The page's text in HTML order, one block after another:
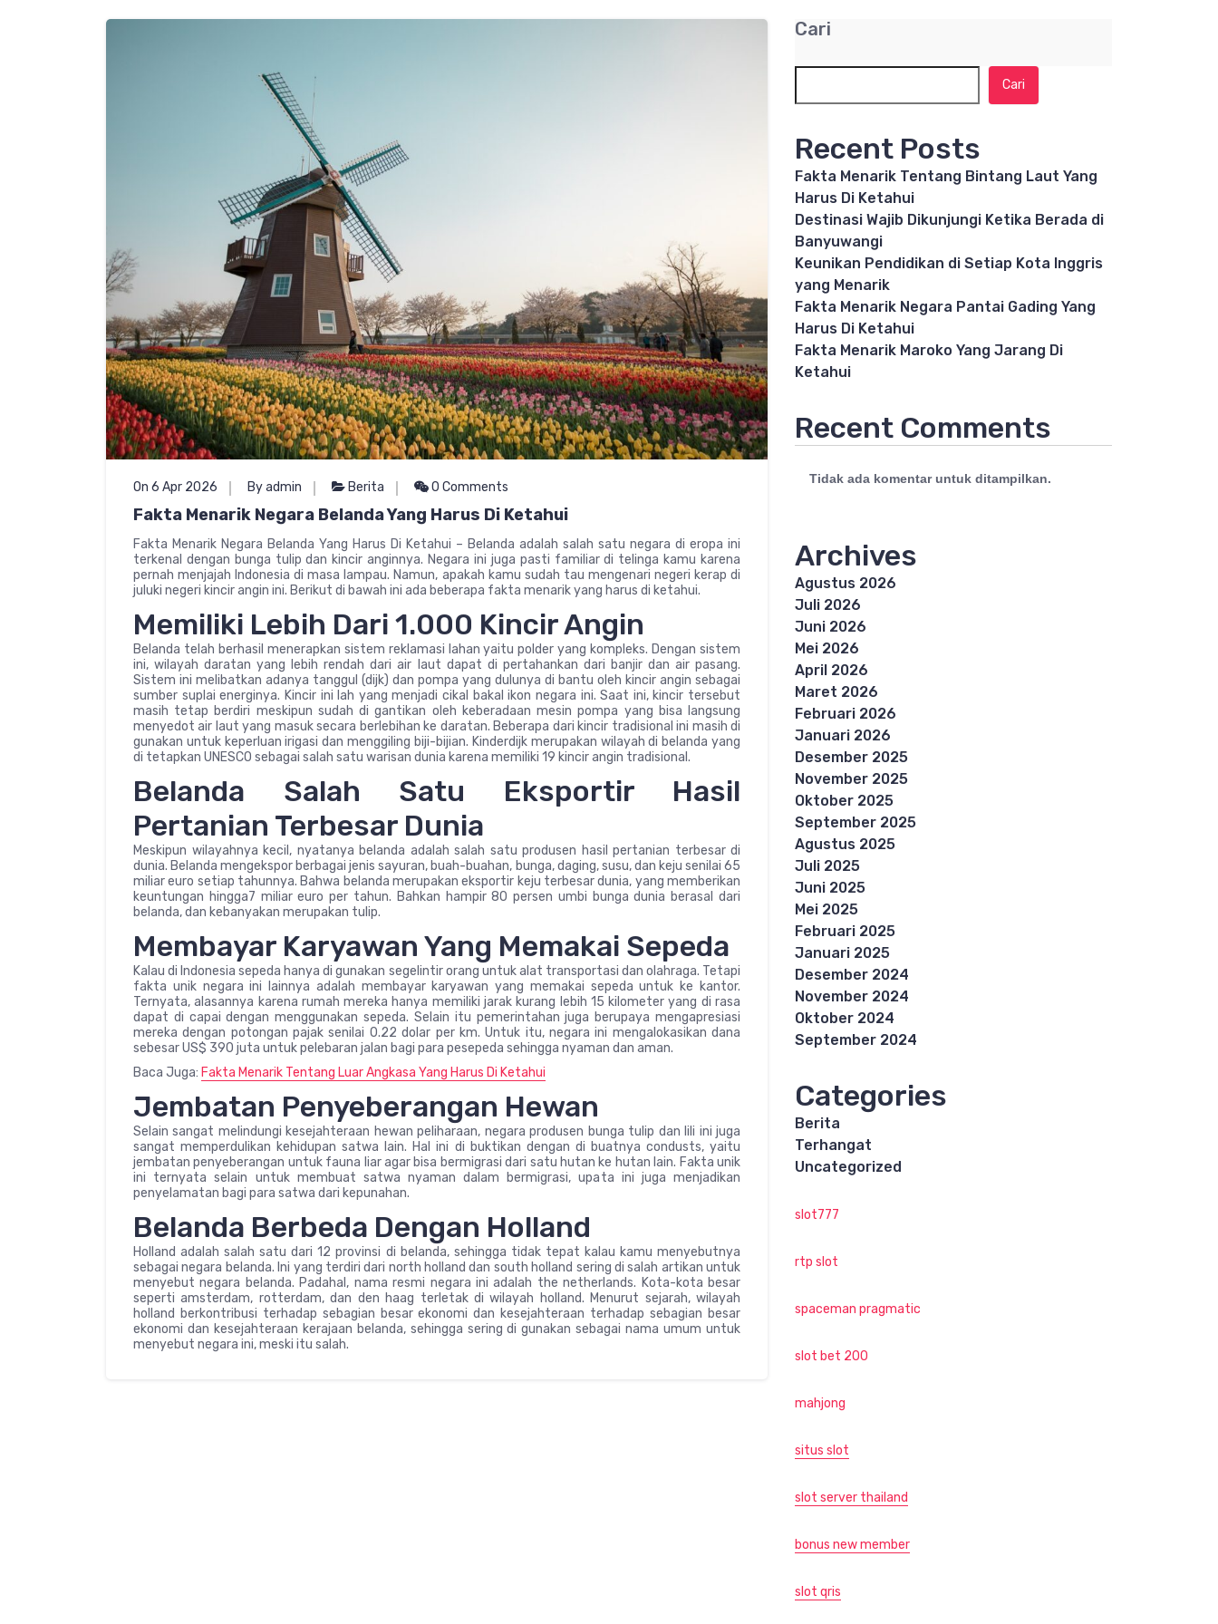
On 6 Apr 2026 By admin Berita 0 Comments
Fakta Menarik Negara Belanda Yang Harus Di Ketahui
Fakta Menarik Negara Belanda Yang Harus Di Ketahui – Belanda adalah salah satu negara di eropa ini
terkenal dengan bunga tulip dan kincir anginnya. Negara ini juga pasti familiar di telinga kamu karena
pernah menjajah Indonesia di masa lampau. Namun, apakah kamu sudah tau mengenari negeri kerap di
juluki negeri kincir angin ini. Berikut di bawah ini ada beberapa fakta menarik yang harus di ketahui.
Memiliki Lebih Dari 1.000 Kincir Angin
Belanda telah berhasil menerapkan sistem reklamasi lahan yaitu polder yang kompleks. Dengan sistem
ini, wilayah daratan yang lebih rendah dari air laut dapat di pertahankan dari banjir dan air pasang.
Sistem ini melibatkan adanya tanggul (dijk) dan pompa yang dulunya di bantu oleh kincir angin sebagai
sumber suplai energinya. Kincir ini lah yang menjadi cikal bakal ikon negara ini. Saat ini, kincir tersebut
masih tetap berdiri meskipun sudah di gantikan oleh keberadaan mesin pompa yang bisa langsung
menyedot air laut yang masuk secara berlebihan ke daratan. Beberapa dari kincir tradisional ini masih di
gunakan untuk keperluan irigasi dan menggiling biji-bijian. Kinderdijk merupakan wilayah di belanda yang
di tetapkan UNESCO sebagai salah satu warisan dunia karena memiliki 19 kincir angin tradisional.
Belanda Salah Satu Eksportir Hasil
Pertanian Terbesar Dunia
Meskipun wilayahnya kecil, nyatanya belanda adalah salah satu produsen hasil pertanian terbesar di
dunia. Belanda mengekspor berbagai jenis sayuran, buah-buahan, bunga, daging, susu, dan keju senilai 65
miliar euro setiap tahunnya. Bahwa belanda merupakan eksportir keju terbesar dunia, yang memberikan
keuntungan hingga7 miliar euro per tahun. Bahkan hampir 80 persen umbi bunga dunia berasal dari
belanda, dan kebanyakan merupakan tulip.
Membayar Karyawan Yang Memakai Sepeda
Kalau di Indonesia sepeda hanya di gunakan segelintir orang untuk alat transportasi dan olahraga. Tetapi
fakta unik negara ini lainnya adalah membayar karyawan yang memakai sepeda untuk ke kantor.
Ternyata, alasannya karena rumah mereka hanya memiliki jarak kurang lebih 15 kilometer yang di rasa
dapat di capai dengan menggunakan sepeda. Selain itu pemerintahan juga berupaya mengapresiasi
mereka dengan potongan pajak senilai 0.22 dolar per km. Untuk itu, negara ini mengalokasikan dana
sebesar US$ 390 juta untuk pelebaran jalan bagi para pesepeda sehingga nyaman dan aman.
Baca Juga: Fakta Menarik Tentang Luar Angkasa Yang Harus Di Ketahui
Jembatan Penyeberangan Hewan
Selain sangat melindungi kesejahteraan hewan peliharaan, negara produsen bunga tulip dan lili ini juga
sangat memperdulikan kehidupan satwa lain. Hal ini di buktikan dengan di buatnya condusts, yaitu
jembatan penyeberangan untuk fauna liar agar bisa bermigrasi dari satu hutan ke hutan lain. Fakta unik
ini ternyata selain untuk membuat satwa nyaman dalam bermigrasi, upata ini juga menjadikan
penyelamatan bagi para satwa dari kepunahan.
Belanda Berbeda Dengan Holland
Holland adalah salah satu dari 12 provinsi di belanda, sehingga tidak tepat kalau kamu menyebutnya
sebagai negara belanda. Ini yang terdiri dari north holland dan south holland sering di salah artikan untuk
menyebut negara belanda. Padahal, nama resmi negara ini adalah the netherlands. Kota-kota besar
seperti amsterdam, rotterdam, dan den haag terletak di wilayah holland. Menurut sejarah, wilayah
holland berkontribusi terhadap sebagian besar ekonomi dan kesejahteraan terhadap sebagian besar
ekonomi dan kesejahteraan kerajaan belanda, sehingga sering di gunakan sebagai nama umum untuk
menyebut negara ini, meski itu salah.
Cari
Cari
Recent Posts
Fakta Menarik Tentang Bintang Laut Yang
Harus Di Ketahui
Destinasi Wajib Dikunjungi Ketika Berada di
Banyuwangi
Keunikan Pendidikan di Setiap Kota Inggris
yang Menarik
Fakta Menarik Negara Pantai Gading Yang
Harus Di Ketahui
Fakta Menarik Maroko Yang Jarang Di
Ketahui
Recent Comments
Tidak ada komentar untuk ditampilkan.
Archives
Agustus 2026
Juli 2026
Juni 2026
Mei 2026
April 2026
Maret 2026
Februari 2026
Januari 2026
Desember 2025
November 2025
Oktober 2025
September 2025
Agustus 2025
Juli 2025
Juni 2025
Mei 2025
Februari 2025
Januari 2025
Desember 2024
November 2024
Oktober 2024
September 2024
Categories
Berita
Terhangat
Uncategorized
slot777
rtp slot
spaceman pragmatic
slot bet 200
mahjong
situs slot
slot server thailand
bonus new member
slot qris